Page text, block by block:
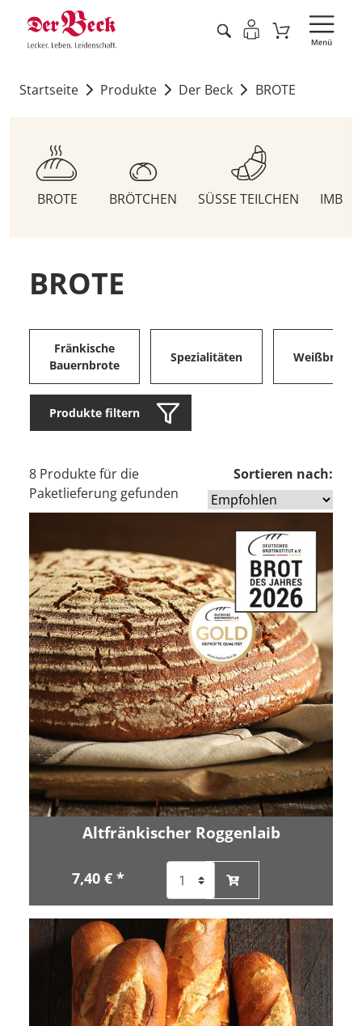
Startseite Produkte Der Beck BROTE
BROTE BRÖTCHEN SÜSSE TEILCHEN
BROTE
Fränkische
Bauernbrote
Spezialitäten Weißbrote
Produkte filtern
8 Produkte für die
Paketlieferung gefunden
Sortieren nach:
Altfränkischer Roggenlaib
7,40 € *